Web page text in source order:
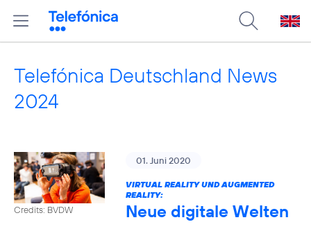
Telefónica Deutschland News
2024
Credits: BVDW
01. Juni 2020
VIRTUAL REALITY UND AUGMENTED
REALITY:
Neue digitale Welten